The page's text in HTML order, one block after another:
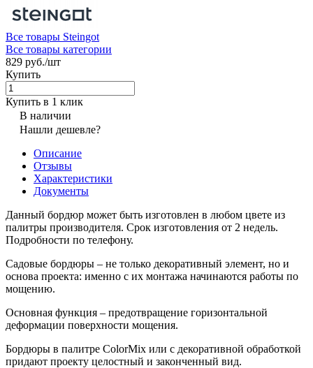
Все товары Steingot
Все товары категории
829 руб./шт
Купить
Купить в 1 клик
В наличии
Нашли дешевле?
Описание
Отзывы
Характеристики
Документы
Данный бордюр может быть изготовлен в любом цвете из
палитры производителя. Срок изготовления от 2 недель.
Подробности по телефону.
Садовые бордюры – не только декоративный элемент, но и
основа проекта: именно с их монтажа начинаются работы по
мощению.
Основная функция – предотвращение горизонтальной
деформации поверхности мощения.
Бордюры в палитре ColorMix или с декоративной обработкой
придают проекту целостный и законченный вид.